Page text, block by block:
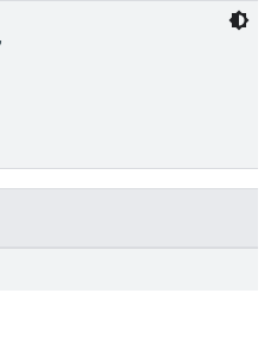
,